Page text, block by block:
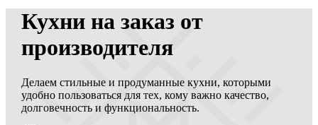
Кухни на заказ от
производителя
Делаем стильные и продуманные кухни, которыми
удобно пользоваться для тех, кому важно качество,
долговечность и функциональность.